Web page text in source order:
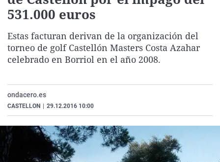
La rosa de los vientos
Como el perro y el
Caso
Equipo de
Operación Viuda
Extremadura
La Rioja
Navarra
Virales
Elecciones
531.000 euros
Estas facturan derivan de la organización del
torneo de golf Castellón Masters Costa Azahar
celebrado en Borriol en el año 2008.
ondacero.es
CASTELLON 29.12.2016 10:00